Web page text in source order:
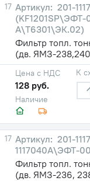
17
201-
(KF1201SP\ЭФТ-
А\Т6301\ЭК.02)
Фильтр топл.
(дв. ЯМЗ-
Наличие
Цена с НДС
128 руб.
К
17
201-
1117040А\ЭФТ-
Фильтр топл.
(дв. ЯМЗ-236,